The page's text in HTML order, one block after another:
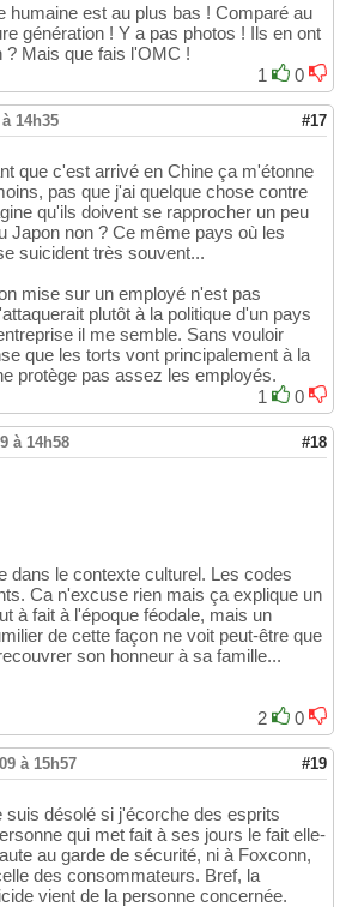
humaine est au plus bas ! Comparé au
génération ! Y a pas photos ! Ils en ont
? Mais que fais l'OMC !
1
0
14h35 #17
que c'est arrivé en Chine ça m'étonne
pas que j'ai quelque chose contre
qu'ils doivent se rapprocher un peu
Japon non ? Ce même pays où les
suicident très souvent...
mise sur un employé n'est pas
plutôt à la politique d'un pays
il me semble. Sans vouloir
que les torts vont principalement à la
protège pas assez les employés.
1
0
à 14h58 #18
dans le contexte culturel. Les codes
Ca n'excuse rien mais ça explique un
à fait à l'époque féodale, mais un
de cette façon ne voit peut-être que
son honneur à sa famille...
2
0
à 15h57 #19
suis désolé si j'écorche des esprits
qui met fait à ses jours le fait elle-
au garde de sécurité, ni à Foxconn,
des consommateurs. Bref, la
vient de la personne concernée.